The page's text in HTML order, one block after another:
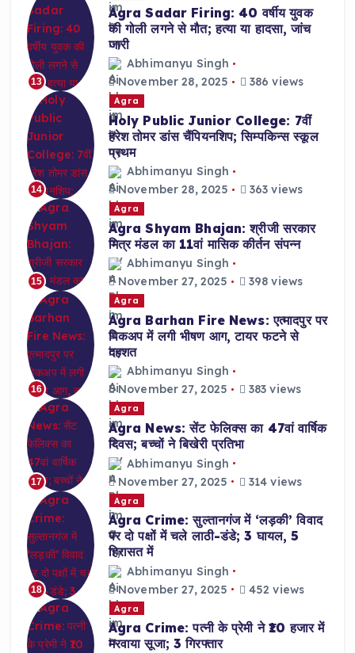
13
Agra Sadar Firing: 40 वर्षीय युवक
की गोली लगने से मौत; हत्या या हादसा, जांच
जारी
Abhimanyu Singh
November 28, 2025
386 views
14
Agra
Holy Public Junior College: 7वीं
हरेश तोमर डांस चैंपियनशिप; सिम्पकिन्स स्कूल
प्रथम
Abhimanyu Singh
November 28, 2025
363 views
15
Agra
Agra Shyam Bhajan: श्रीजी सरकार
मित्र मंडल का 11वां मासिक कीर्तन संपन्न
Abhimanyu Singh
November 27, 2025
398 views
16
Agra
Agra Barhan Fire News: एत्मादपुर पर
पिकअप में लगी भीषण आग, टायर फटने से
दहशत
Abhimanyu Singh
November 27, 2025
383 views
17
Agra
Agra News: सेंट फेलिक्स का 47वां वार्षिक
दिवस; बच्चों ने बिखेरी प्रतिभा
Abhimanyu Singh
November 27, 2025
314 views
18
Agra
Agra Crime: सुल्तानगंज में ‘लड़की’ विवाद
पर दो पक्षों में चले लाठी-डंडे; 3 घायल, 5
हिरासत में
Abhimanyu Singh
November 27, 2025
452 views
Agra
Agra Crime: पत्नी के प्रेमी ने ₹10 हजार में
मरवाया सूजा; 3 गिरफ्तार